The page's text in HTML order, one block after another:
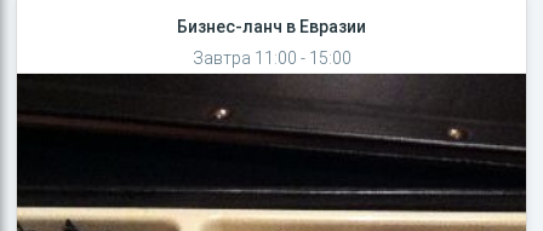
Бизнес-ланч в Евразии
Завтра 11:00 - 15:00